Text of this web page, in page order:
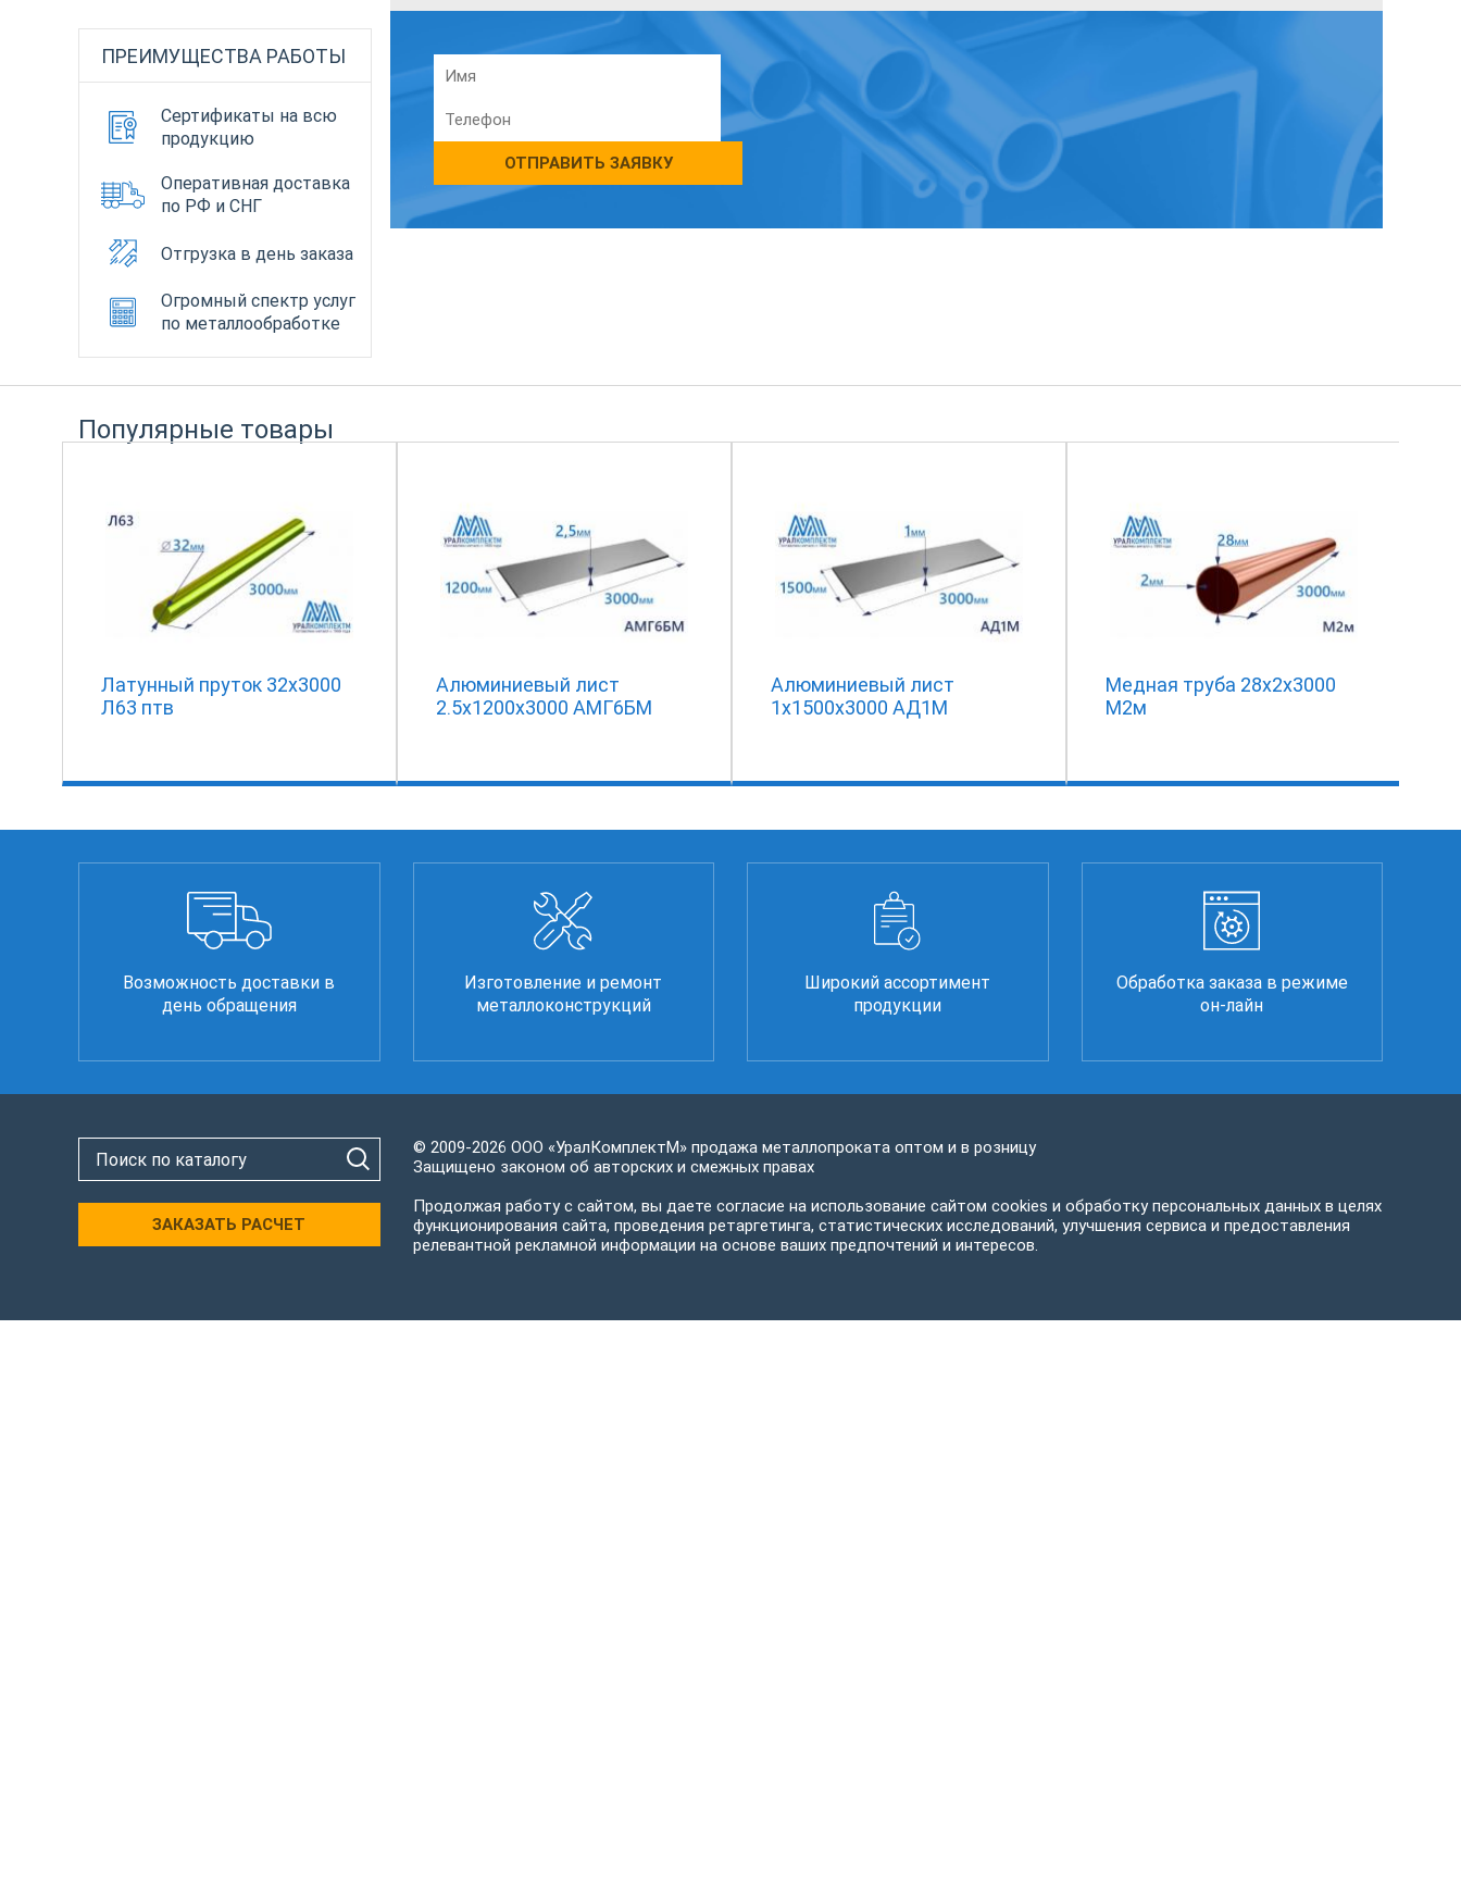
ПРЕИМУЩЕСТВА РАБОТЫ
Сертификаты на всю
продукцию
Оперативная доставка
по РФ и СНГ
Отгрузка в день заказа
Огромный спектр услуг
по металлообработке
ОТПРАВИТЬ ЗАЯВКУ
Популярные товары
Латунный пруток 32х3000
Л63 птв
Алюминиевый лист
2.5х1200х3000 АМГ6БМ
Алюминиевый лист
1х1500х3000 АД1М
Медная труба 28х2х3000
М2м
Возможность доставки в
день обращения
Изготовление и ремонт
металлоконструкций
Широкий ассортимент
продукции
Обработка заказа в режиме
он-лайн
ЗАКАЗАТЬ РАСЧЕТ
© 2009-2026 ООО «УралКомплектМ» продажа металлопроката оптом и в розницу
Защищено законом об авторских и смежных правах
Продолжая работу с сайтом, вы даете согласие на использование сайтом cookies и обработку персональных данных в целях
функционирования сайта, проведения ретаргетинга, статистических исследований, улучшения сервиса и предоставления
релевантной рекламной информации на основе ваших предпочтений и интересов.